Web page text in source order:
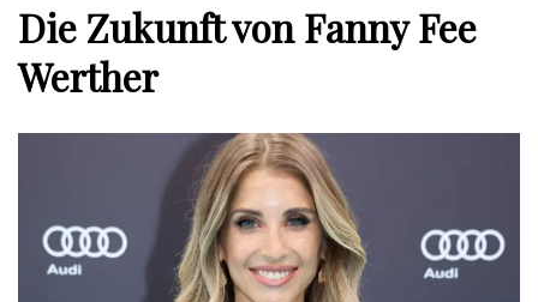
Die Zukunft von Fanny Fee
Werther